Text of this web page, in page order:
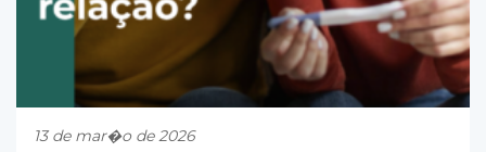
13 de mar�o de 2026